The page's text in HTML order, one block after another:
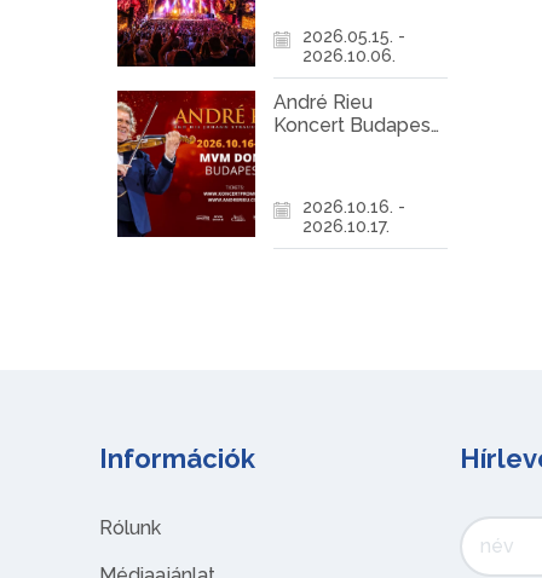
2026.05.15. -
2026.10.06.
André Rieu
Koncert Budapest
2026.10.16. -
2026.10.17.
Információk
Rólunk